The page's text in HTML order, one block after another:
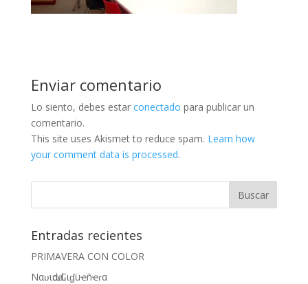
Enviar comentario
Lo siento, debes estar conectado para publicar un
comentario.
This site uses Akismet to reduce spam. Learn how
your comment data is processed.
Entradas recientes
PRIMAVERA CON COLOR
Nαʋιԃαԃ Cιɠüҽñҽɾα